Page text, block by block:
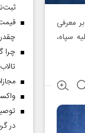
معرفی
سپاه،
ثبت‌نام
چرا
در